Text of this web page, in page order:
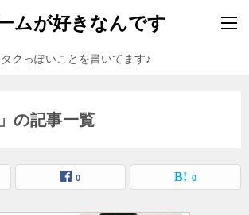
ムが好きなんです
クっぽいことを書いてます♪
の記事一覧
0 0